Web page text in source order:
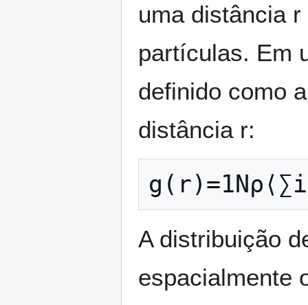
uma distância r
partículas. Em
definido como
distância r:
g ( r) =1N ρ ⟨ ∑i
A distribuição
espacialmente